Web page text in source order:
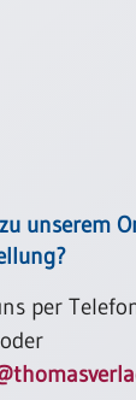
unserem
per
oder